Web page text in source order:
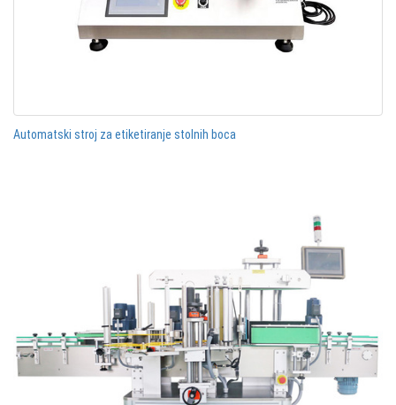
Automatski stroj za etiketiranje stolnih boca